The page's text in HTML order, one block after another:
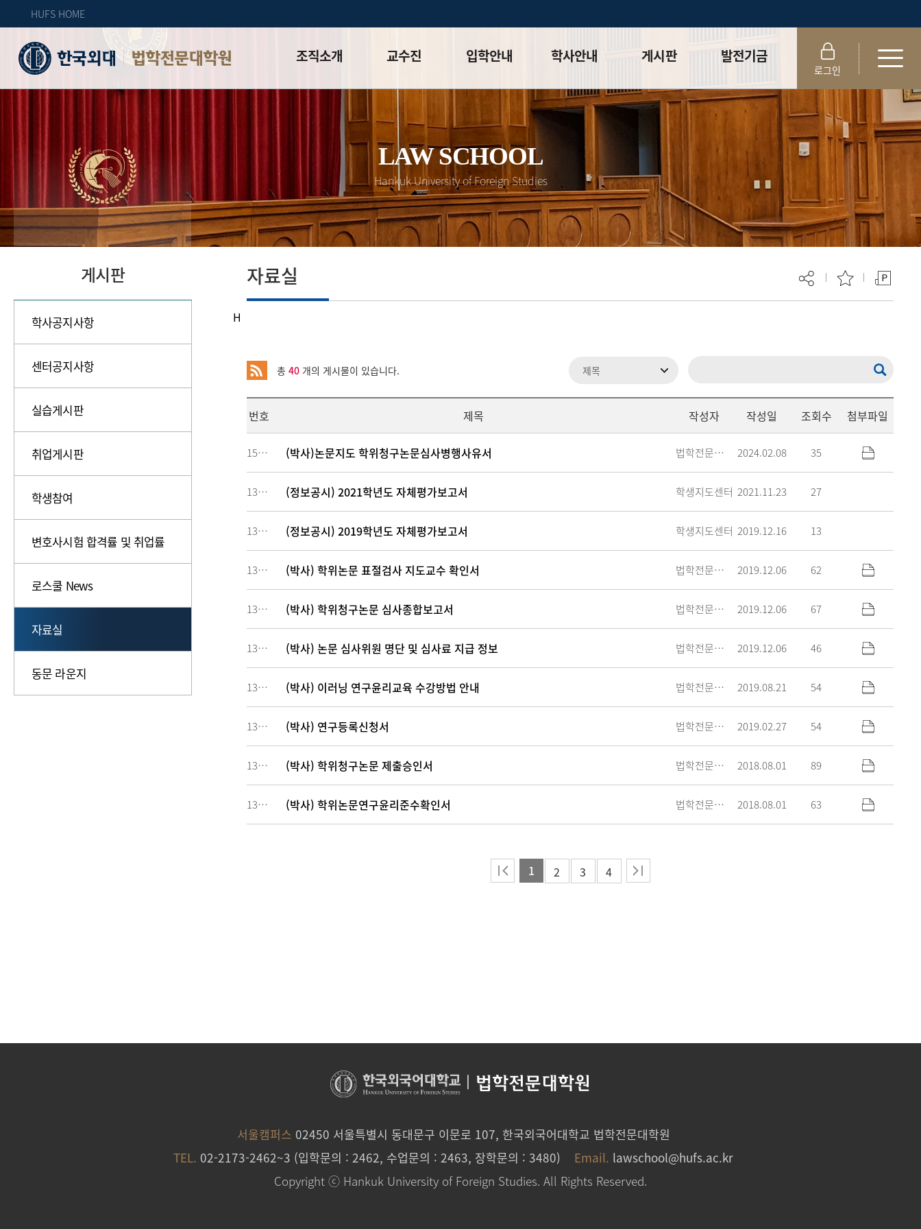
HUFS HOME
법학전문대학원 조직소개
자체평가
교수진
전임교수
겸임교수
명예교수
초빙 객원 교수
입학안내
모집요강(석사)
모집요강(박사)
입시 공지사항
입시 FAQ
학사안내
학사일정
대학원 학칙
학칙시행세칙
이수체계도
교과과정
강의시간표
성적등급&
게시판
학사공지사항
센터공지사항
실습게시판
취업게시판
학생참여
변호사시험
합격률 및 취업률
동문 라운지
발전기금
법학전문대학원
발전기금
법학전문대학원
장학기금
로그인
LAW SCHOOL
Hankuk University of Foreign Studies
게시판
학사공지사항
센터공지사항
실습게시판
취업게시판
학생참여
변호사시험 합격률 및 취업률
로스쿨 News
자료실
동문 라운지
H
자료실
총 40개의 게시물이 있습니다.
번호 제목 작성자 작성일 조회수 첨부파일
150238 (박사)논문지도 학위청구논문심사병행사유서 법학전문대학원 2024.02.08 35
134047 (정보공시) 2021학년도 자체평가보고서 학생지도센터 2021.11.23 27
134046 (정보공시) 2019학년도 자체평가보고서 학생지도센터 2019.12.16 13
134045 (박사) 학위논문 표절검사 지도교수 확인서 법학전문대학원 2019.12.06 62
134044 (박사) 학위청구논문 심사종합보고서 법학전문대학원 2019.12.06 67
134043 (박사) 논문 심사위원 명단 및 심사료 지급 정보 법학전문대학원 2019.12.06 46
134042 (박사) 이러닝 연구윤리교육 수강방법 안내 법학전문대학원 2019.08.21 54
134041 (박사) 연구등록신청서 법학전문대학원 2019.02.27 54
134040 (박사) 학위청구논문 제출승인서 법학전문대학원 2018.08.01 89
134039 (박사) 학위논문연구윤리준수확인서 법학전문대학원 2018.08.01 63
1 2 3 4
| 법학전문대학원
서울캠퍼스 02450 서울특별시 동대문구 이문로 107, 한국외국어대학교 법학전문대학원
TEL. 02-2173-2462~3 (입학문의 : 2462, 수업문의 : 2463, 장학문의 : 3480) Email. lawschool@hufs.ac.kr
Copyright ⓒ Hankuk University of Foreign Studies. All Rights Reserved.